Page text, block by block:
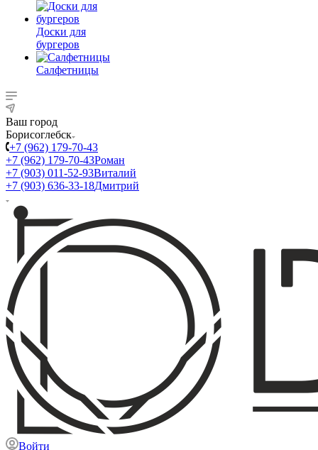
Доски для
бургеров
Салфетницы
Ваш город
Борисоглебск
+7 (962) 179-70-43
+7 (962) 179-70-43Роман
+7 (903) 011-52-93Виталий
+7 (903) 636-33-18Дмитрий
Войти